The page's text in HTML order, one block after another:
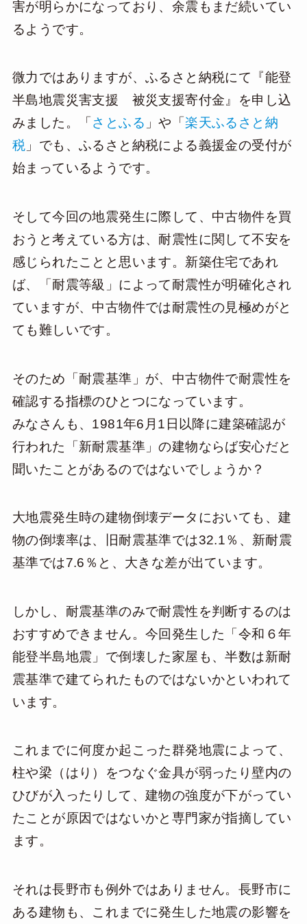
害が明らかになっており、余震もまだ続いてい
るようです。
微力ではありますが、ふるさと納税にて『能登
半島地震災害支援 被災支援寄付金』を申し込
みました。「 さとふる 」や「楽天ふるさと納
税 」でも、ふるさと納税による義援金の受付が
始まっているようです。
そして今回の地震発生に際して、中古物件を買
おうと考えている方は、耐震性に関して不安を
感じられたことと思います。新築住宅であれ
ば、「耐震等級」によって耐震性が明確化され
ていますが、中古物件では耐震性の見極めがと
ても難しいです。
そのため「耐震基準」が、中古物件で耐震性を
確認する指標のひとつになっています。
みなさんも、1981年6月1日以降に建築確認が
行われた「新耐震基準」の建物ならば安心だと
聞いたことがあるのではないでしょうか？
大地震発生時の建物倒壊データにおいても、建
物の倒壊率は、旧耐震基準では32.1％、新耐震
基準では7.6％と、大きな差が出ています。
しかし、耐震基準のみで耐震性を判断するのは
おすすめできません。今回発生した「令和６年
能登半島地震」で倒壊した家屋も、半数は新耐
震基準で建てられたものではないかといわれて
います。
これまでに何度か起こった群発地震によって、
柱や梁（はり）をつなぐ金具が弱ったり壁内の
ひびが入ったりして、建物の強度が下がってい
たことが原因ではないかと専門家が指摘してい
ます。
それは長野市も例外ではありません。長野市に
ある建物も、これまでに発生した地震の影響を